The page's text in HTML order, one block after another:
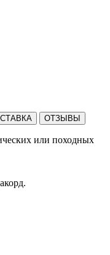
ОТЗЫВЫ
или походных